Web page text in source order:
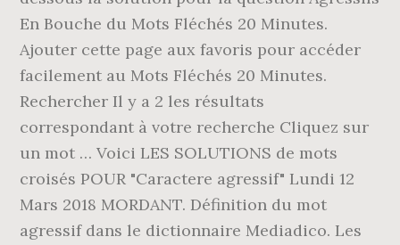
En Bouche du Mots Fléchés 20 Minutes.
Ajouter cette page aux favoris pour accéder
facilement au Mots Fléchés 20 Minutes.
Rechercher Il y a 2 les résultats
correspondant à votre recherche Cliquez sur
un mot … Voici LES SOLUTIONS de mots
croisés POUR "Caractere agressif" Lundi 12
Mars 2018 MORDANT. Définition du mot
agressif dans le dictionnaire Mediadico. Les